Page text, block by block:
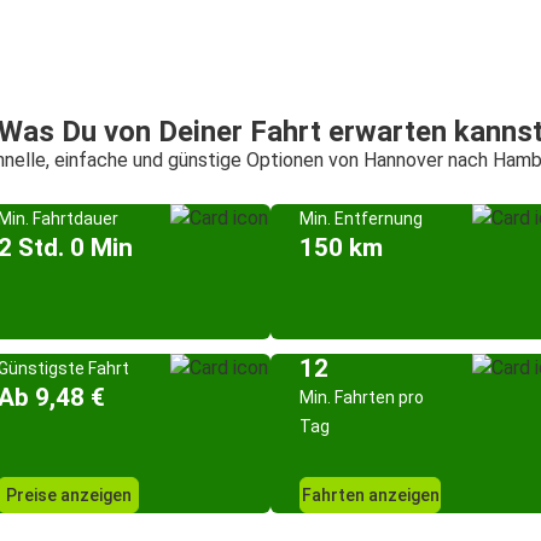
Du von Deiner Fahrt erwarten kannst
einfache und günstige Optionen von Hannover nach
Fahrtdauer
Std. 0 Min
Min. Entfernung
150 km
Fahrt
9,48 €
Preise anzeigen
12
Min. Fahrten pro
Tag
Fahrten anzeigen